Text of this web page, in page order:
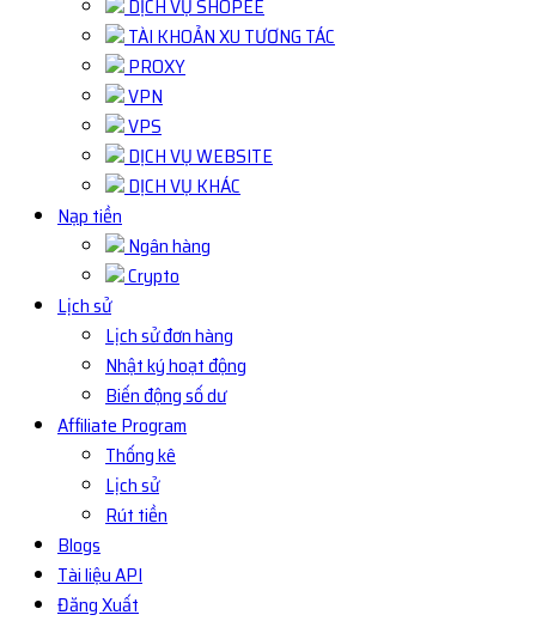
DỊCH VỤ SHOPEE
TÀI KHOẢN XU TƯƠNG TÁC
PROXY
VPN
VPS
DỊCH VỤ WEBSITE
DỊCH VỤ KHÁC
Nạp tiền
Ngân hàng
Crypto
Lịch sử
Lịch sử đơn hàng
Nhật ký hoạt động
Biến động số dư
Affiliate Program
Thống kê
Lịch sử
Rút tiền
Blogs
Tài liệu API
Đăng Xuất